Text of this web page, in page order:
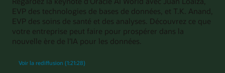
EVP des technologies de bases de données, et T.K. Anand,
EVP des soins de santé et des analyses. Découvrez ce que
votre entreprise peut faire pour prospérer dans la
nouvelle ère de l’IA pour les données.
Voir la rediffusion (1:21:28)